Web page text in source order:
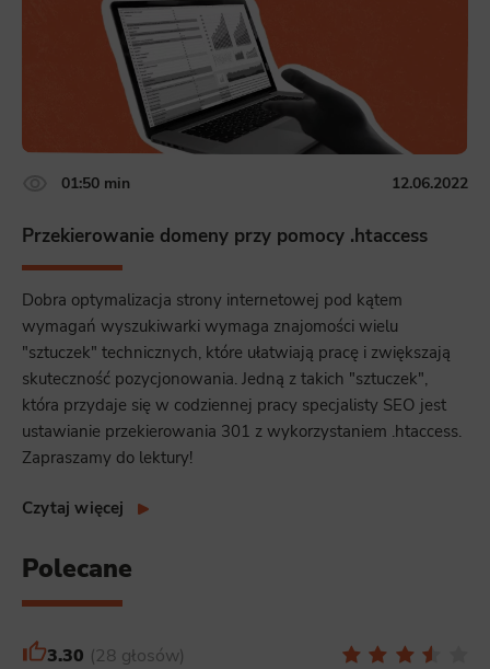
01:50 min 12.06.2022
Przekierowanie domeny przy pomocy .htaccess
Dobra optymalizacja strony internetowej pod kątem
wymagań wyszukiwarki wymaga znajomości wielu
"sztuczek" technicznych, które ułatwiają pracę i zwiększają
skuteczność pozycjonowania. Jedną z takich "sztuczek",
która przydaje się w codziennej pracy specjalisty SEO jest
ustawianie przekierowania 301 z wykorzystaniem .htaccess.
Zapraszamy do lektury!
Czytaj więcej
Polecane
3.30 28 głosów